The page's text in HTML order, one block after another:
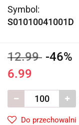
Symbol:
S01010041001D
12.99 -46%
6.99
Do przechowalni